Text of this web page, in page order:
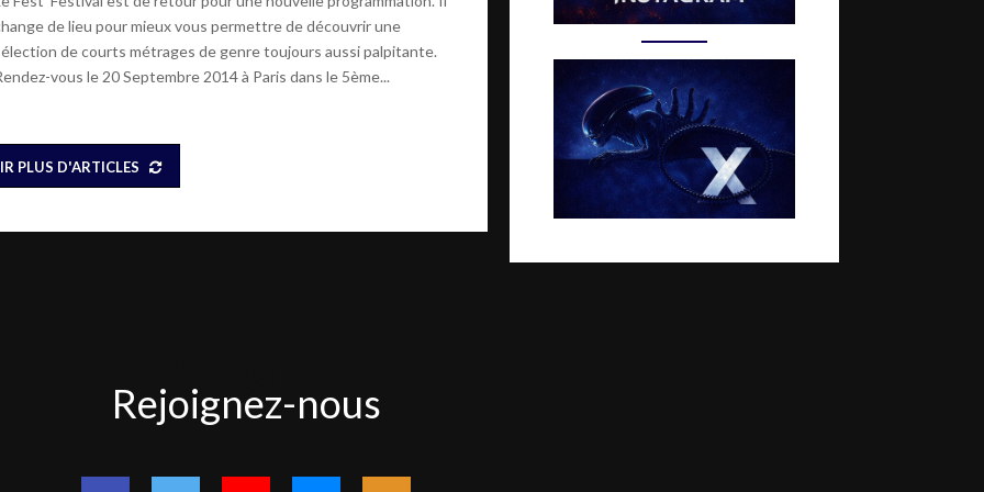
de lieu pour mieux vous permettre de découvrir une
de courts métrages de genre toujours aussi palpitante.
vous le 20 Septembre 2014 à Paris dans le 5ème...
PLUS D'ARTICLES
nous
Rejoignez-nous